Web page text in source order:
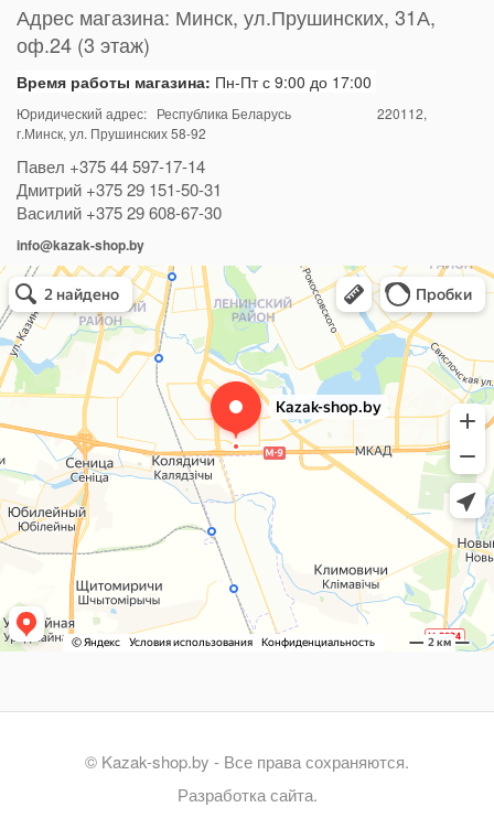
Адрес магазина: Минск, ул.Прушинских, 31А,
оф.24 (3 этаж)
Время работы магазина: Пн-Пт с 9:00 до 17:00
Юридический адрес: Республика Беларусь 220112,
г.Минск, ул. Прушинских 58-92
Павел +375 44 597-17-14
Дмитрий +375 29 151-50-31
Василий +375 29 608-67-30
info@kazak-shop.by
© Kazak-shop.by - Все права сохраняются.
Разработка сайта.